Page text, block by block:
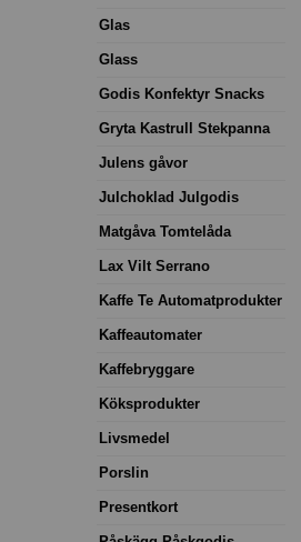
Glas
Glass
Godis Konfektyr Snacks
Gryta Kastrull Stekpanna
Julens gåvor
Julchoklad Julgodis
Matgåva Tomtelåda
Lax Vilt Serrano
Kaffe Te Automatprodukter
Kaffeautomater
Kaffebryggare
Köksprodukter
Livsmedel
Porslin
Presentkort